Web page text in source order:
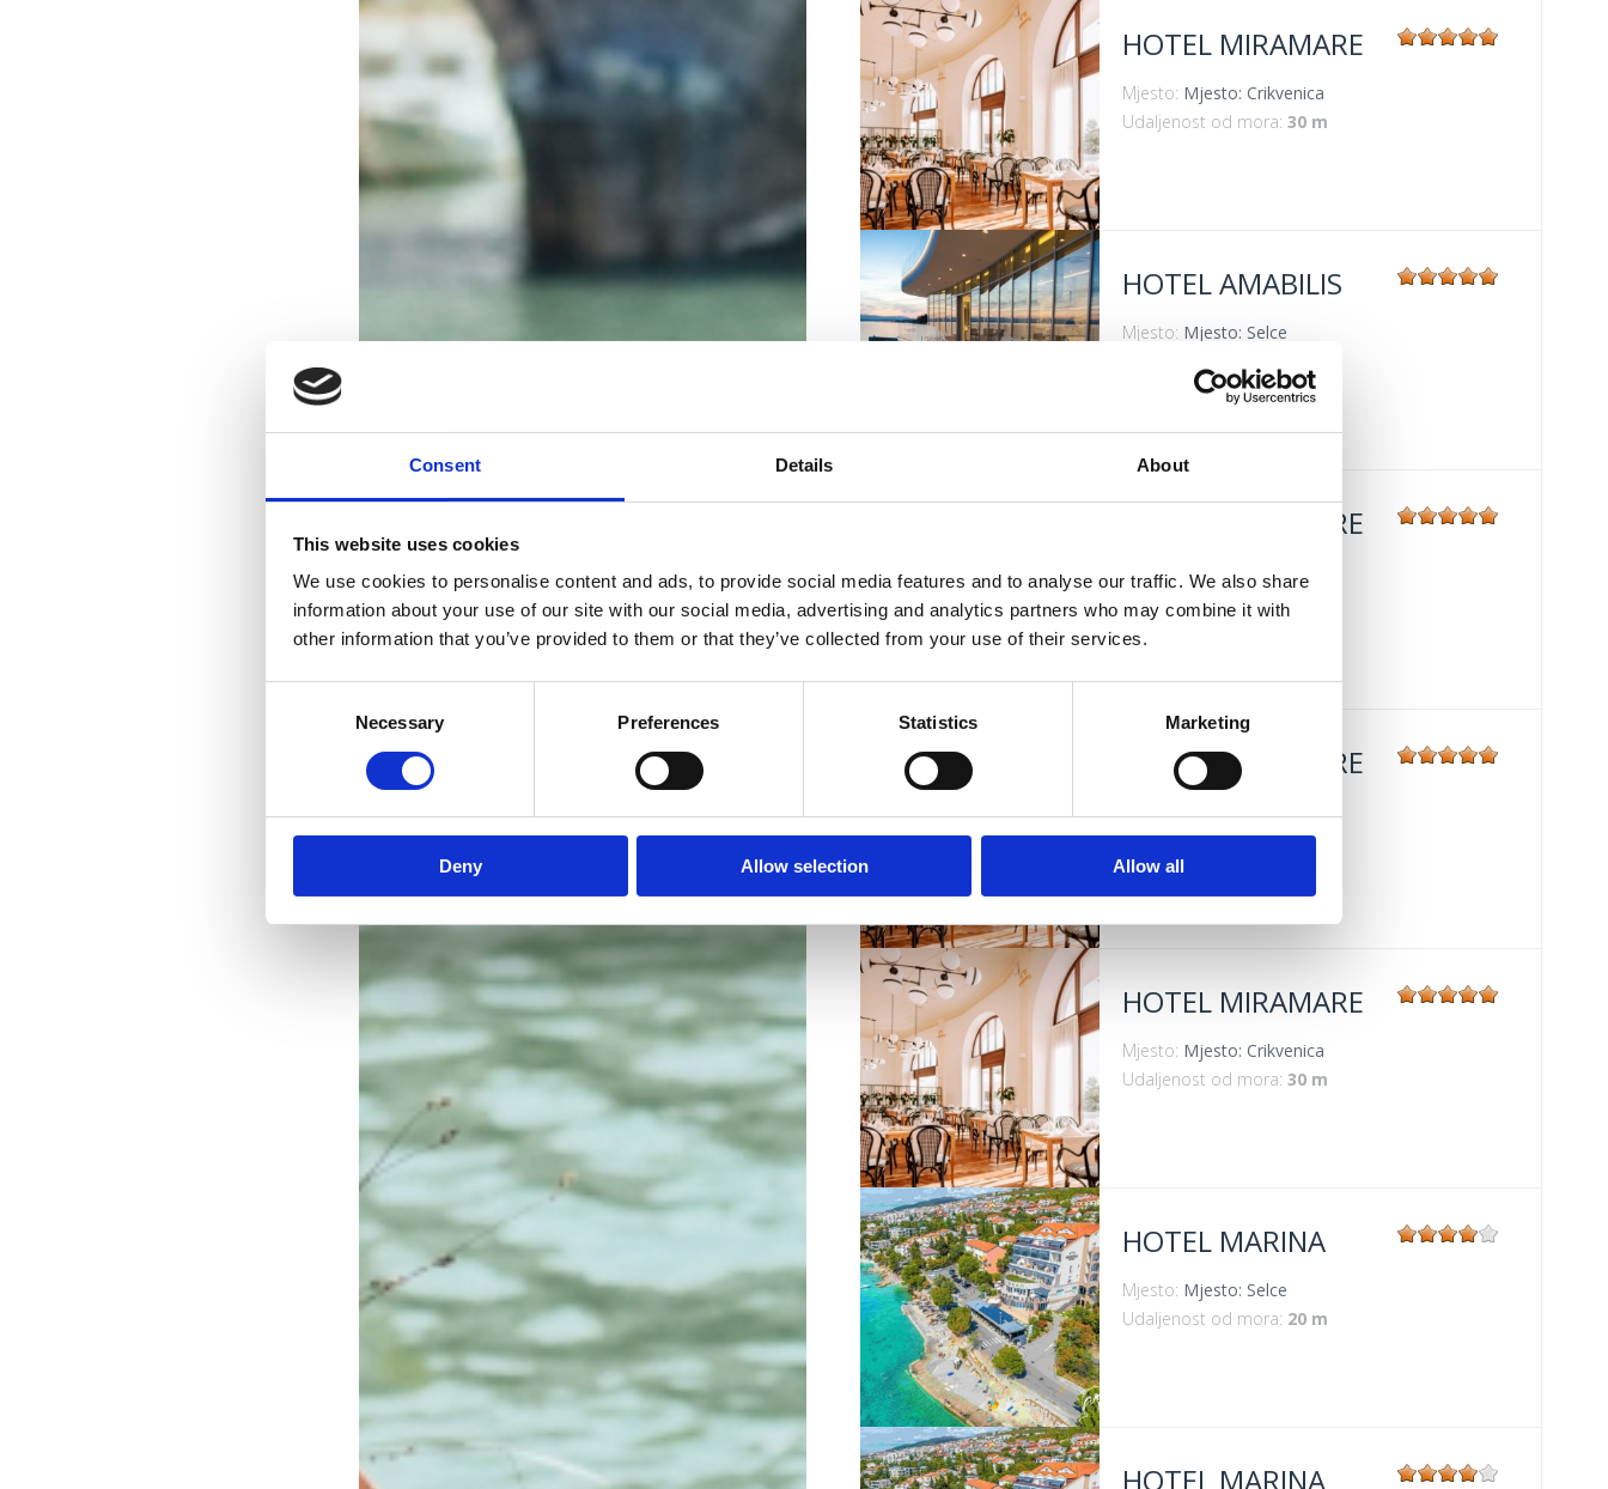
Consent Details About
This website uses cookies
We use cookies to personalise content and ads, to provide social media features and to analyse our traffic. We also share
information about your use of our site with our social media, advertising and analytics partners who may combine it with
other information that you’ve provided to them or that they’ve collected from your use of their services.
Necessary Preferences Statistics Marketing
Deny Allow selection Allow all
VIŠE INFORMACIJA
HOTEL MIRAMARE
Mjesto: Mjesto: Crikvenica
Udaljenost od mora: 30 m
HOTEL AMABILIS
Mjesto: Mjesto: Selce
VIŠE INFORMACIJA
HOTEL MIRAMARE
Mjesto:
Mjesto: Crikvenica
Udaljenost od mora:
HOTEL MIRAMARE
Udaljenost od mora:30 m
VIŠE INFORMACIJA
HOTEL MIRAMARE
Mjesto: Mjesto: Crikvenica
Udaljenost od mora: 30 m
VIŠE INFORMACIJA
HOTEL MARINA
Mjesto: Mjesto: Selce
Udaljenost od mora: 20 m
HOTEL MARINA